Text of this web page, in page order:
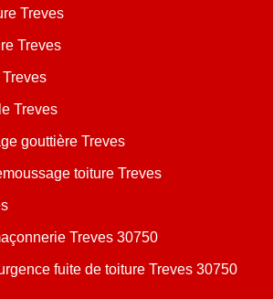
Treves
Treves
Treves
Treves
gouttière Treves
toiture Treves
Treves 30750
fuite de toiture Treves 30750